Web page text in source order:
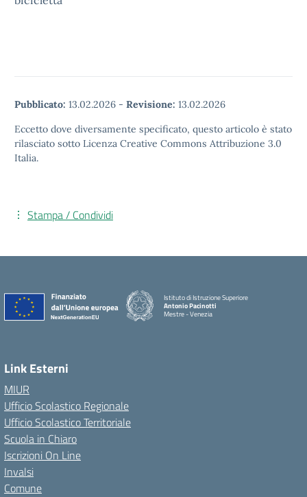
Pubblicato: 13.02.2026 - Revisione: 13.02.2026
Eccetto dove diversamente specificato, questo articolo è stato
rilasciato sotto Licenza Creative Commons Attribuzione 3.0
Italia.
Stampa / Condividi
Istituto di Istruzione Superiore
Antonio Pacinotti
Mestre - Venezia
Link Esterni
MIUR
Ufficio Scolastico Regionale
Ufficio Scolastico Territoriale
Scuola in Chiaro
Iscrizioni On Line
Invalsi
Comune